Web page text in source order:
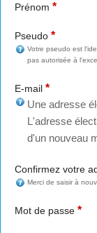
Prénom *
Pseudo *
Votre pseudo est
pas autorisée à
E-mail *
Une adresse
L'adresse
d'un nouveau
Confirmez votre
Merci de saisir à
Mot de passe *